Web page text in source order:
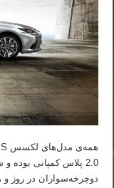
2.0 پلاس کمپانی
دوچرخه‌سواران در روز و